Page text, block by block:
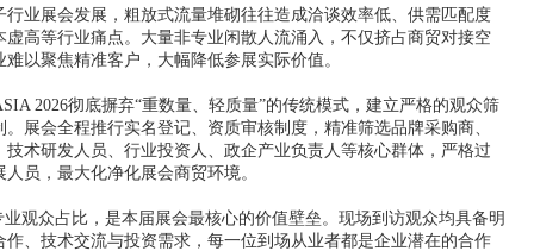
行业展会发展，粗放式流量堆砌往往造成洽谈效率低、供需匹配度
虚高等行业痛点。大量非专业闲散人流涌入，不仅挤占商贸对接空
难以聚焦精准客户，大幅降低参展实际价值。
2026彻底摒弃“重数量、轻质量”的传统模式，建立严格的观众筛
。展会全程推行实名登记、资质审核制度，精准筛选品牌采购商、
技术研发人员、行业投资人、政企产业负责人等核心群体，严格过
员，最大化净化展会商贸环境。
业观众占比，是本届展会最核心的价值壁垒。现场到访观众均具备明
作、技术交流与投资需求，每一位到场从业者都是企业潜在的合作